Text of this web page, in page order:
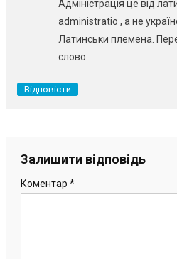
Адміністрація це від
administratio , a не
Латинськи племена.
слово.
Відповісти
Залишити відповідь
Коментар *